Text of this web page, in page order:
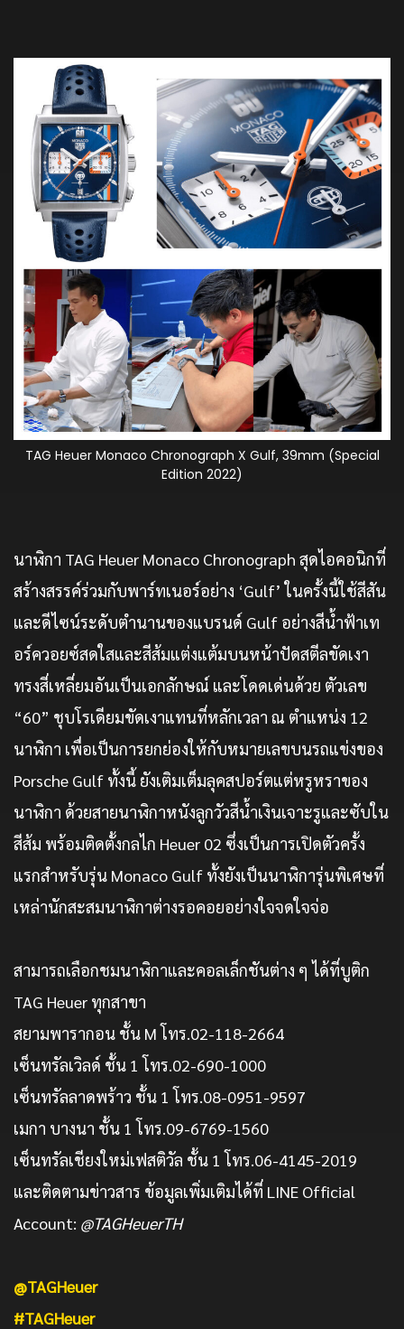
TAG Heuer Monaco Chronograph X Gulf, 39mm (Special
Edition 2022)
นาฬิกา TAG Heuer Monaco Chronograph สุดไอคอนิกที่
สร้างสรรค์ร่วมกับพาร์ทเนอร์อย่าง ‘Gulf’ ในครั้งนี้ใช้สีสัน
และดีไซน์ระดับตำนานของแบรนด์ Gulf อย่างสีน้ำฟ้าเท
อร์ควอยซ์สดใสและสีส้มแต่งแต้มบนหน้าปัดสตีลขัดเงา
ทรงสี่เหลี่ยมอันเป็นเอกลักษณ์ และโดดเด่นด้วย ตัวเลข
“60” ชุบโรเดียมขัดเงาแทนที่หลักเวลา ณ ตำแหน่ง 12
นาฬิกา เพื่อเป็นการยกย่องให้กับหมายเลขบนรถแข่งของ
Porsche Gulf ทั้งนี้ ยังเติมเต็มลุคสปอร์ตแต่หรูหราของ
นาฬิกา ด้วยสายนาฬิกาหนังลูกวัวสีน้ำเงินเจาะรูและซับใน
สีส้ม พร้อมติดตั้งกลไก Heuer 02 ซึ่งเป็นการเปิดตัวครั้ง
แรกสำหรับรุ่น Monaco Gulf ทั้งยังเป็นนาฬิการุ่นพิเศษที่
เหล่านักสะสมนาฬิกาต่างรอคอยอย่างใจจดใจจ่อ
สามารถเลือกชมนาฬิกาและคอลเล็กชันต่าง ๆ ได้ที่บูติก
TAG Heuer ทุกสาขา
สยามพารากอน ชั้น M โทร.02-118-2664
เซ็นทรัลเวิลด์ ชั้น 1 โทร.02-690-1000
เซ็นทรัลลาดพร้าว ชั้น 1 โทร.08-0951-9597
เมกา บางนา ชั้น 1 โทร.09-6769-1560
เซ็นทรัลเชียงใหม่เฟสติวัล ชั้น 1 โทร.06-4145-2019
และติดตามข่าวสาร ข้อมูลเพิ่มเติมได้ที่ LINE Official
Account: @TAGHeuerTH
@TAGHeuer
#TAGHeuer